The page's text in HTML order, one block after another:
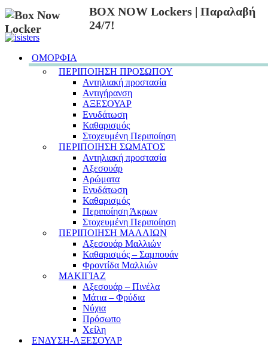
BOX NOW Lockers | Παραλαβή
24/7!
ΟΜΟΡΦΙΑ
ΠΕΡΙΠΟΙΗΣΗ ΠΡΟΣΩΠΟΥ
Αντηλιακή προστασία
Αντιγήρανση
ΑΞΕΣΟΥΑΡ
Ενυδάτωση
Καθαρισμός
Στοχευμένη Περιποίηση
ΠΕΡΙΠΟΙΗΣΗ ΣΩΜΑΤΟΣ
Αντηλιακή προστασία
Αξεσουάρ
Αρώματα
Ενυδάτωση
Καθαρισμός
Περιποίηση Άκρων
Στοχευμένη Περιποίηση
ΠΕΡΙΠΟΙΗΣΗ ΜΑΛΛΙΩΝ
Αξεσουάρ Μαλλιών
Καθαρισμός – Σαμπουάν
Φροντίδα Μαλλιών
ΜΑΚΙΓΙΑΖ
Αξεσουάρ – Πινέλα
Μάτια – Φρύδια
Νύχια
Πρόσωπο
Χείλη
ΕΝΔΥΣΗ-ΑΞΕΣΟΥΑΡ